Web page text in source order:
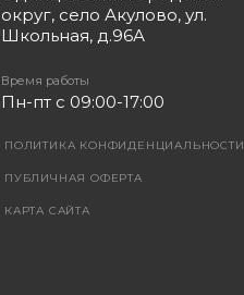
округ, село Акулово, ул.
Школьная, д.96А
Время работы
Пн-пт с 09:00-17:00
ПОЛИТИКА КОНФИДЕНЦИАЛЬНОСТИ
ПУБЛИЧНАЯ ОФЕРТА
КАРТА САЙТА